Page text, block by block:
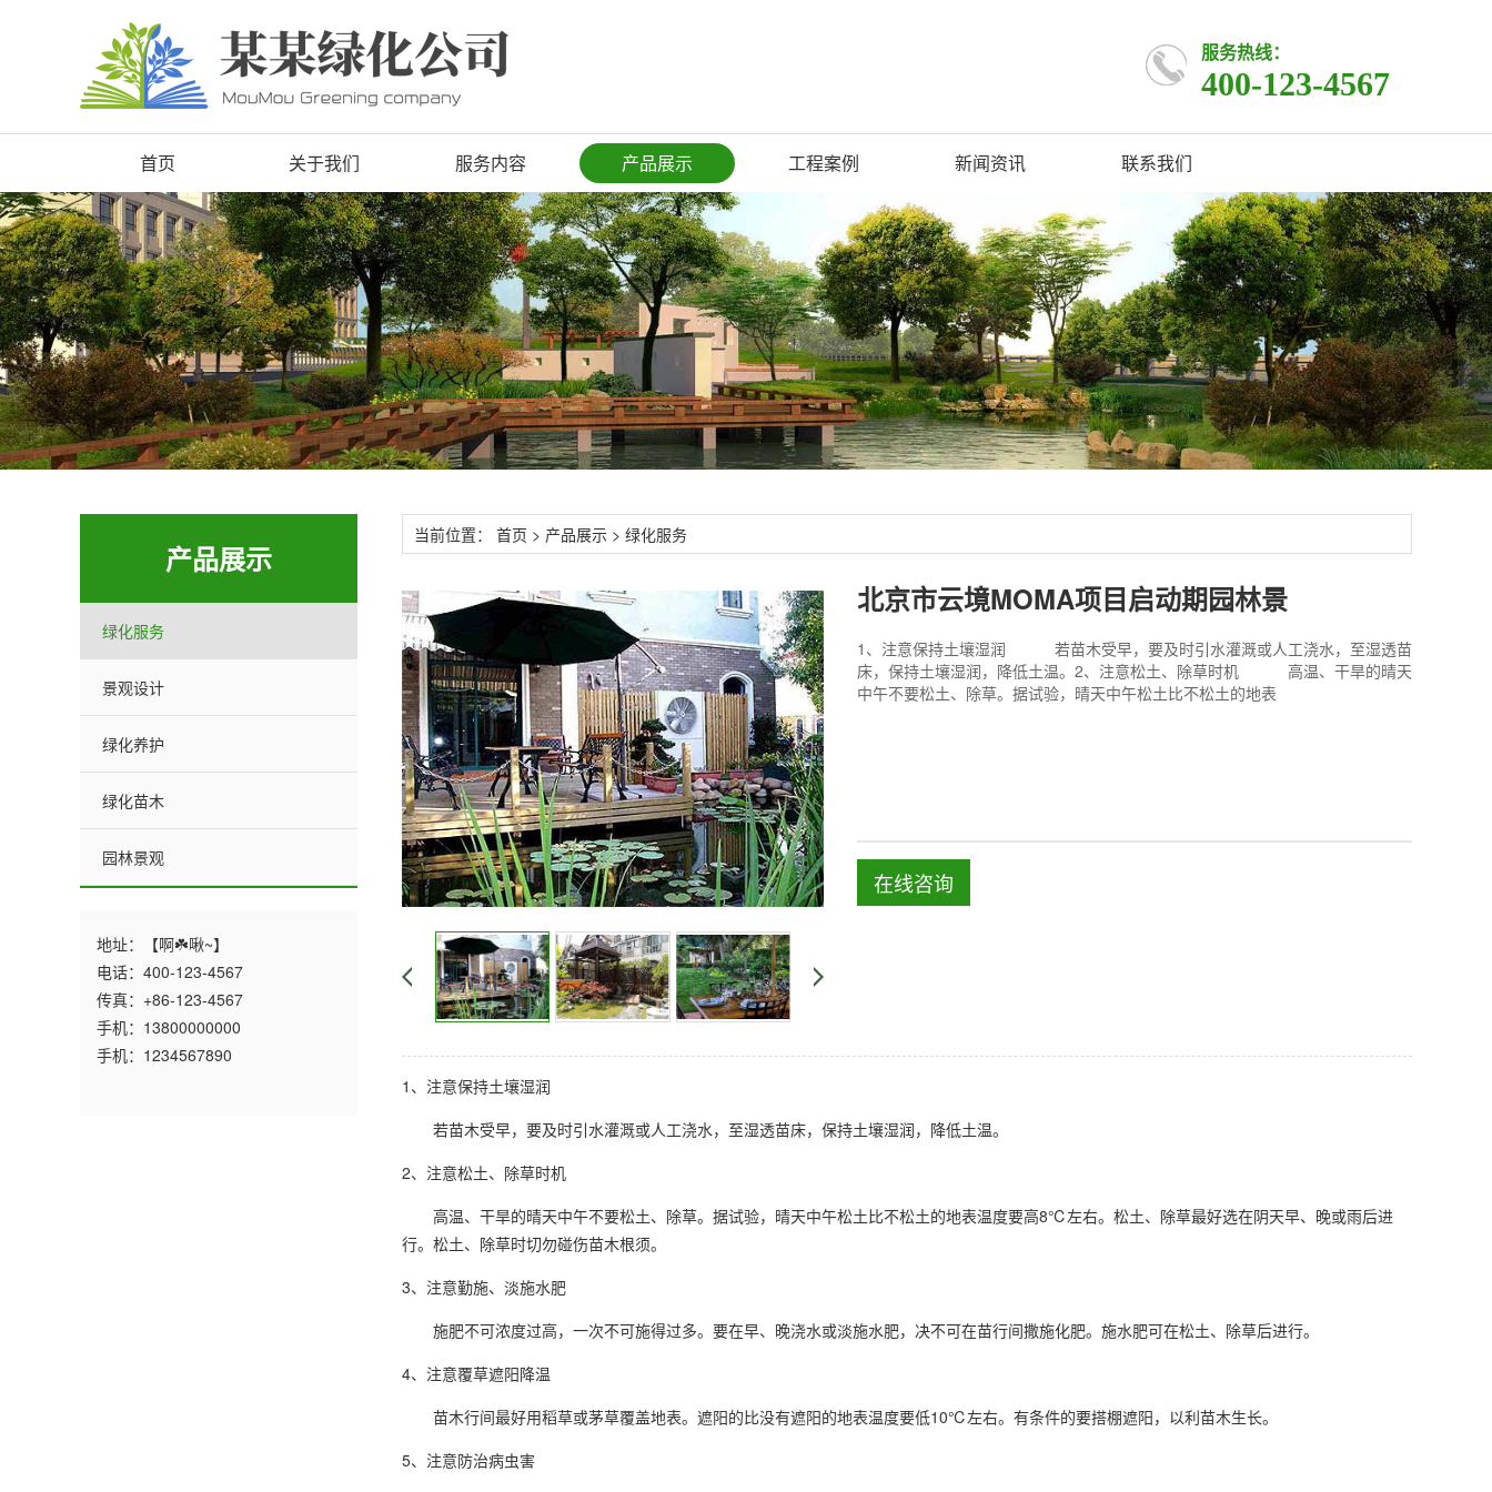
服务热线：
400-123-4567
首页 关于我们 服务内容 产品展示 工程案例 新闻资讯 联系我们
产品展示
绿化服务
景观设计
绿化养护
绿化苗木
园林景观
地址：【啊☘️啾~】
电话：400-123-4567
传真：+86-123-4567
手机：13800000000
手机：1234567890
当前位置： 首页 > 产品展示 > 绿化服务
北京市云境MOMA项目启动期园林景
1、注意保持土壤湿润 若苗木受早，要及时引水灌溉或人工浇水，至湿透苗
床，保持土壤湿润，降低土温。2、注意松土、除草时机 高温、干旱的晴天
中午不要松土、除草。据试验，晴天中午松土比不松土的地表
在线咨询
1、注意保持土壤湿润
若苗木受早，要及时引水灌溉或人工浇水，至湿透苗床，保持土壤湿润，降低土温。
2、注意松土、除草时机
高温、干旱的晴天中午不要松土、除草。据试验，晴天中午松土比不松土的地表温度要高8℃左右。松土、除草最好选在阴天早、晚或雨后进
行。松土、除草时切勿碰伤苗木根须。
3、注意勤施、淡施水肥
施肥不可浓度过高，一次不可施得过多。要在早、晚浇水或淡施水肥，决不可在苗行间撒施化肥。施水肥可在松土、除草后进行。
4、注意覆草遮阳降温
苗木行间最好用稻草或茅草覆盖地表。遮阳的比没有遮阳的地表温度要低10℃左右。有条件的要搭棚遮阳，以利苗木生长。
5、注意防治病虫害